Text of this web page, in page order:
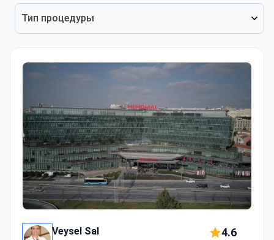
Тип процедуры
Veysel Sal
4.6